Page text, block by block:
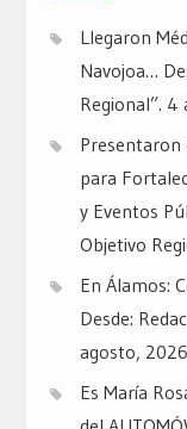
Llegaron
Navojoa…
Regional”. 4
Presentaron
para
y Eventos
Objetivo
En Álamos:
Desde:
agosto, 2026
Es María